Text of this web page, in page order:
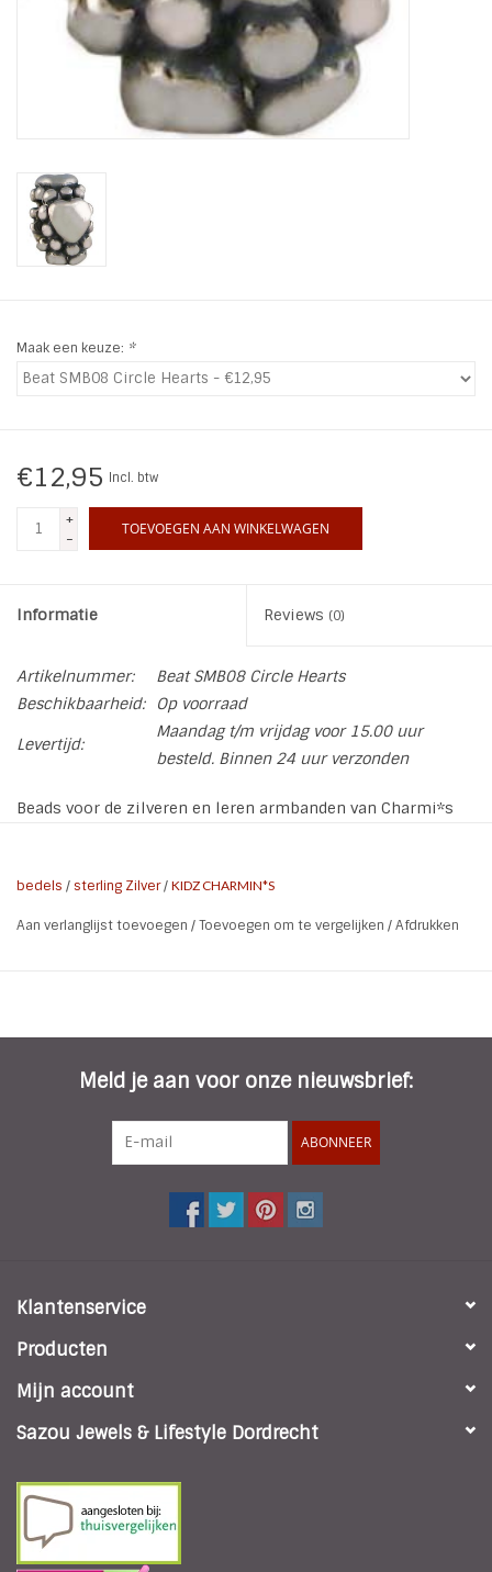
Ohlala Jewels
LIFESTYLE PRODUCTEN
SALE
Blog
Maak een keuze: *
€12,95 Incl. btw
+
-
TOEVOEGEN AAN WINKELWAGEN
Informatie Reviews (0)
Artikelnummer:
Beat SMB08 Circle Hearts
Beschikbaarheid:
Op voorraad
Levertijd:
Maandag t/m vrijdag voor 15.00 uur
besteld. Binnen 24 uur verzonden
Beads voor de zilveren en leren armbanden van Charmi*s
bedels /sterling Zilver/ KIDZ CHARMIN*S
Aan verlanglijst toevoegen /Toevoegen om te vergelijken /Afdrukken
Meld je aan voor onze nieuwsbrief:
ABONNEER
Klantenservice
Producten
Mijn account
Sazou Jewels & Lifestyle Dordrecht